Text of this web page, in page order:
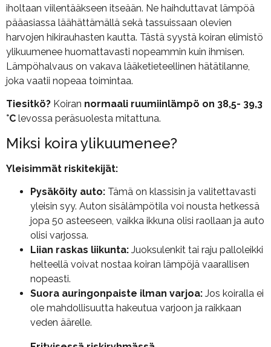
iholtaan viilentääkseen itseään. Ne haihduttavat lämpöä
pääasiassa läähättämällä sekä tassuissaan olevien
harvojen hikirauhasten kautta. Tästä syystä koiran elimistö
ylikuumenee huomattavasti nopeammin kuin ihmisen.
Lämpöhalvaus on vakava lääketieteellinen hätätilanne,
joka vaatii nopeaa toimintaa.
Tiesitkö? Koiran normaali ruumiinlämpö on 38,5- 39,3
°C levossa peräsuolesta mitattuna.
Miksi koira ylikuumenee?
Yleisimmät riskitekijät:
Pysäköity auto: Tämä on klassisin ja valitettavasti
yleisin syy. Auton sisälämpötila voi nousta hetkessä
jopa 50 asteeseen, vaikka ikkuna olisi raollaan ja auto
olisi varjossa.
Liian raskas liikunta: Juoksulenkit tai raju palloleikki
helteellä voivat nostaa koiran lämpöjä vaarallisen
nopeasti.
Suora auringonpaiste ilman varjoa: Jos koiralla ei
ole mahdollisuutta hakeutua varjoon ja raikkaan
veden äärelle.